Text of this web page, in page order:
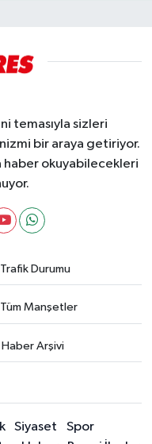
temasıyla sizleri
bir araya getiriyor.
haber okuyabilecekleri
Trafik Durumu
Tüm Manşetler
Haber Arşivi
Siyaset
Spor